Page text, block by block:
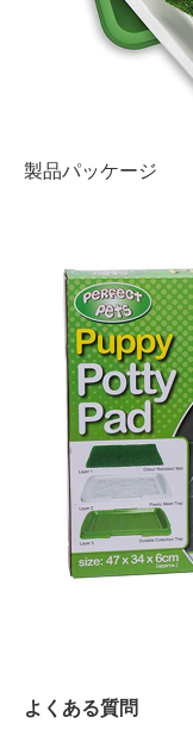
製品パッケージ
よくある質問